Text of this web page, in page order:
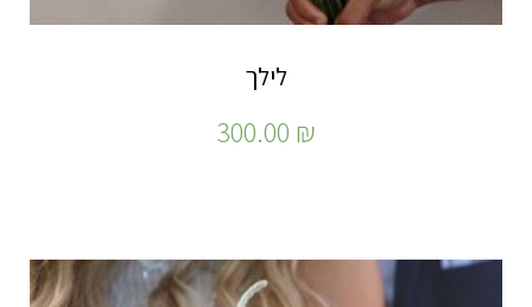
לילך
300.00 ₪